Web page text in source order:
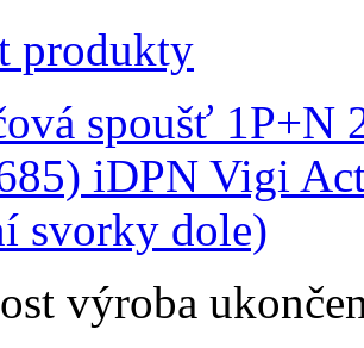
produkty
výroba